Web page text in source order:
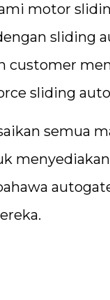
motor
sliding
customer
sliding
semua